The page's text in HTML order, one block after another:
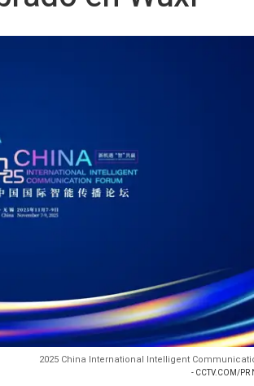
2025 China International Intelligent
- CCTV.COM/PR